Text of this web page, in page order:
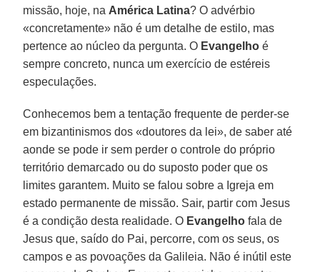
missão, hoje, na América Latina? O advérbio
«concretamente» não é um detalhe de estilo, mas
pertence ao núcleo da pergunta. O Evangelho é
sempre concreto, nunca um exercício de estéreis
especulações.
Conhecemos bem a tentação frequente de perder-se
em bizantinismos dos «doutores da lei», de saber até
aonde se pode ir sem perder o controle do próprio
território demarcado ou do suposto poder que os
limites garantem. Muito se falou sobre a Igreja em
estado permanente de missão. Sair, partir com Jesus
é a condição desta realidade. O Evangelho fala de
Jesus que, saído do Pai, percorre, com os seus, os
campos e as povoações da Galileia. Não é inútil este